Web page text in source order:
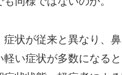
症状が従来と異なり、
軽い症状が多数になる